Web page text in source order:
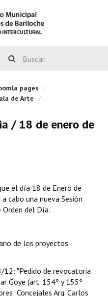
pages /
de Arte /
/ 18 de enero de
el día 18 de Enero de
cabo una nueva Sesión
Orden del Día:
de los proyectos
12: "Pedido de revocatoria
Goye (art. 154º y 155º
Concejales Arq. Carlos